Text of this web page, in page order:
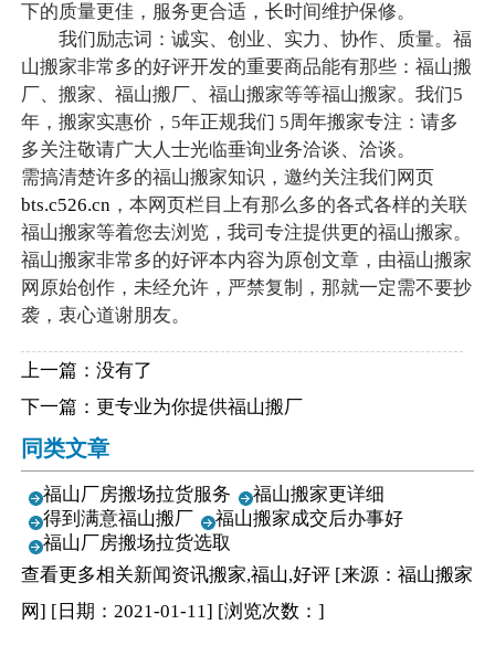
下的质量更佳，服务更合适，长时间维护保修。
我们励志词：诚实、创业、实力、协作、质量。福
山搬家非常多的好评开发的重要商品能有那些：福山搬
厂、搬家、福山搬厂、福山搬家等等福山搬家。我们5
年，搬家实惠价，5年正规我们 5周年搬家专注：请多
多关注敬请广大人士光临垂询业务洽谈、洽谈。
需搞清楚许多的福山搬家知识，邀约关注我们网页
bts.c526.cn，本网页栏目上有那么多的各式各样的关联
福山搬家等着您去浏览，我司专注提供更的福山搬家。
福山搬家非常多的好评本内容为原创文章，由福山搬家
网原始创作，未经允许，严禁复制，那就一定需不要抄
袭，衷心道谢朋友。
上一篇：没有了
下一篇： 更专业为你提供福山搬厂
同类文章
福山厂房搬场拉货服务
福山搬家更详细
得到满意福山搬厂
福山搬家成交后办事好
福山厂房搬场拉货选取
查看更多相关新闻资讯搬家,福山,好评 [来源：福山搬家
网] [日期：2021-01-11] [浏览次数： ]